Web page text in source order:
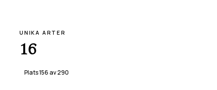
UNIKA ARTER
16
Plats156 av290